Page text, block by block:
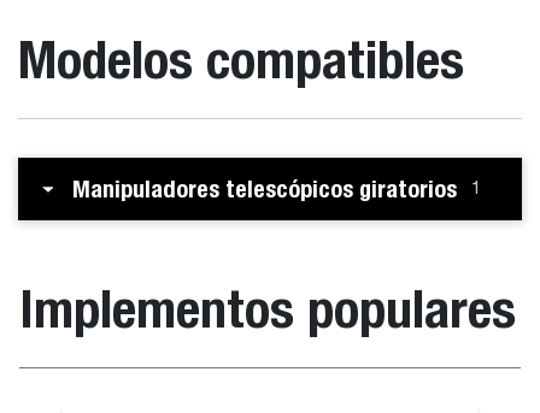
Modelos compatibles
Manipuladores telescópicos giratorios 1
Implementos populares